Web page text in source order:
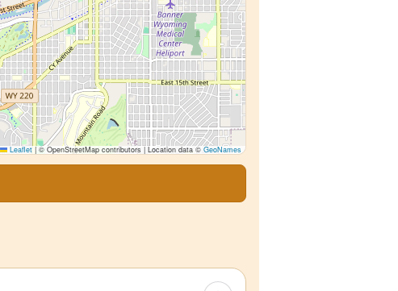
Leaflet |© OpenStreetMap contributors | Location data ©GeoNames